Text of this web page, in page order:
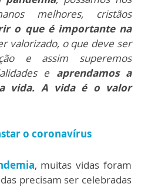
melhores, cristãos
o que é importante na
valorizado, o que deve ser
e assim superemos
e aprendamos a
vida. A vida é o valor
o coronavírus
, muitas vidas foram
precisam ser celebradas